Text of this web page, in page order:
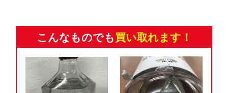
こんなものでも 買い取れます！